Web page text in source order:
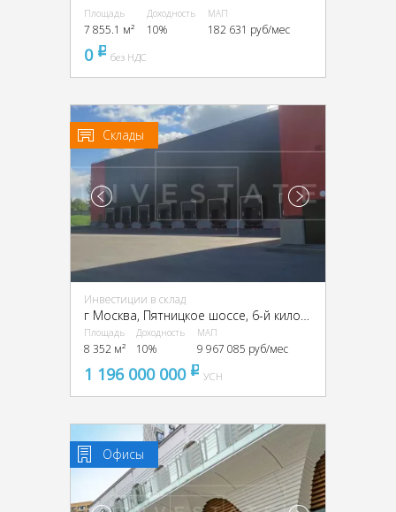
Площадь
7 855.1 м²
Доходность
10%
МАП
182 631 руб/мес
0 pуббез НДС
Склады
Инвестиции в склад
г Москва, Пятницкое шоссе, 6-й километр, г Москва, Пятницкое ш., 6
Площадь
8 352 м²
Доходность
10%
МАП
9 967 085 руб/мес
1 196 000 000 pуб
УСН
Офисы